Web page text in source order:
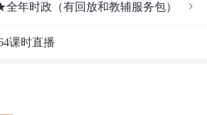
年时政（有回放和教辅服务包）
课时直播